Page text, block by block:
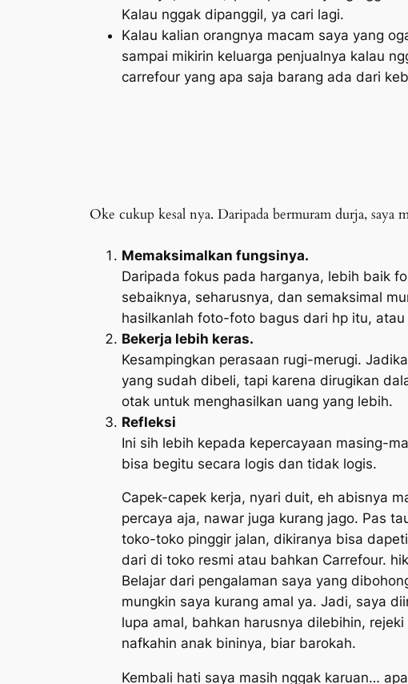
Kalau nggak dipanggil, ya cari lagi.
Kalau kalian orangnya macam saya yang
sampai mikirin keluarga penjualnya kalau
carrefour yang apa saja barang ada dari
Oke cukup kesal nya. Daripada bermuram durja, saya
Memaksimalkan fungsinya.
Daripada fokus pada harganya, lebih baik
sebaiknya, seharusnya, dan semaksimal
hasilkanlah foto-foto bagus dari hp itu,
Bekerja lebih keras.
Kesampingkan perasaan rugi-merugi.
yang sudah dibeli, tapi karena dirugikan
otak untuk menghasilkan uang yang lebih.
Refleksi
Ini sih lebih kepada kepercayaan masing-
bisa begitu secara logis dan tidak logis.
Capek-capek kerja, nyari duit, eh abisnya
percaya aja, nawar juga kurang jago. Pas
toko-toko pinggir jalan, dikiranya bisa
dari di toko resmi atau bahkan Carrefour.
Belajar dari pengalaman saya yang
mungkin saya kurang amal ya. Jadi, saya
lupa amal, bahkan harusnya dilebihin,
nafkahin anak bininya, biar barokah.
Kembali hati saya masih nggak karuan…